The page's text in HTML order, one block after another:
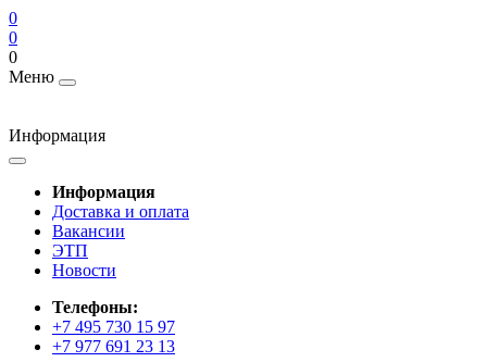
0
0
0
Меню
Информация
Информация
Доставка и оплата
Вакансии
ЭТП
Новости
Телефоны:
+7 495 730 15 97
+7 977 691 23 13